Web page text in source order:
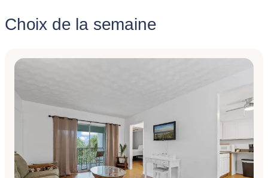
Choix de la semaine